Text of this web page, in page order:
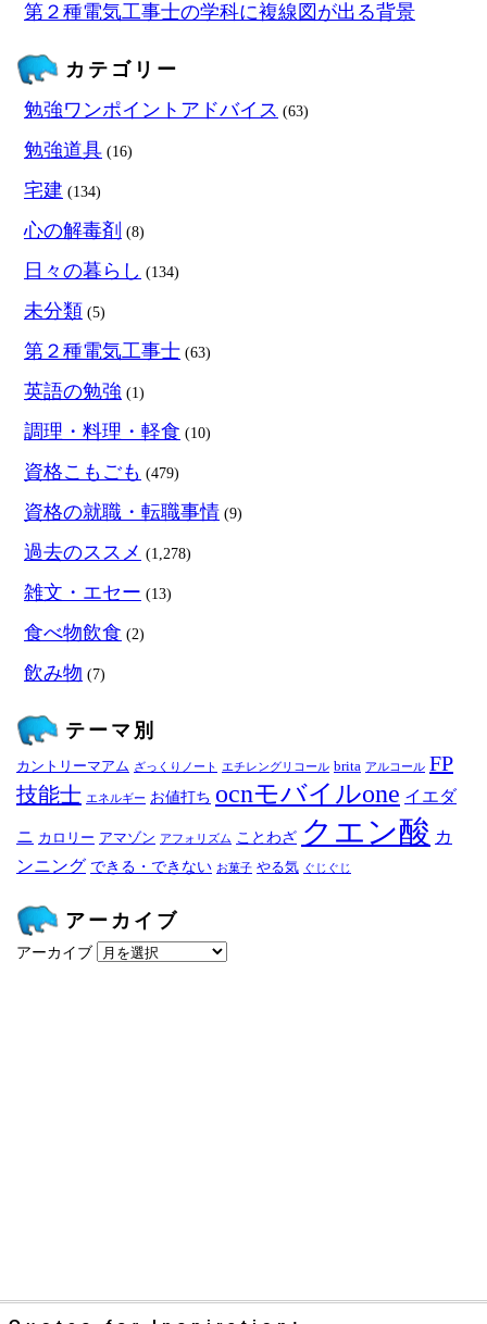
第２種電気工事士の学科に複線図が出る背景
カテゴリー
勉強ワンポイントアドバイス (63)
勉強道具 (16)
宅建 (134)
心の解毒剤 (8)
日々の暮らし (134)
未分類 (5)
第２種電気工事士 (63)
英語の勉強 (1)
調理・料理・軽食 (10)
資格こもごも (479)
資格の就職・転職事情 (9)
過去のススメ (1,278)
雑文・エセー (13)
食べ物飲食 (2)
飲み物 (7)
テーマ別
カントリーマアム ざっくりノート エチレングリコール brita アルコール FP
技能士 エネルギー お値打ち ocnモバイルone イエダ
ニ カロリー アマゾン アフォリズム ことわざ クエン酸 カ
ンニング できる・できない お菓子 やる気 ぐじぐじ
アーカイブ
アーカイブ